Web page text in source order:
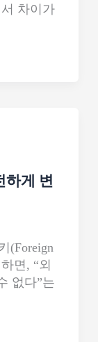
차이가
하게 변
(Foreign
면, “외
없다”는